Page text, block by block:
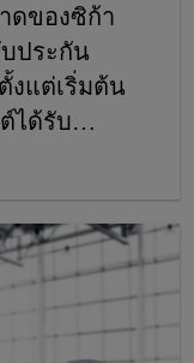
ดของซิก้า
ประกัน
งแต่เริ่มต้น
ได้รับ